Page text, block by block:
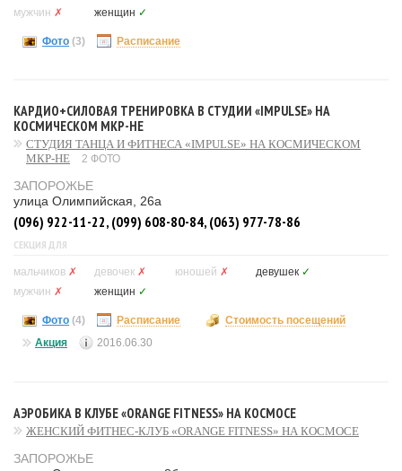
мужчин ✗ женщин ✓
Фото (3) Расписание
КАРДИО+СИЛОВАЯ ТРЕНИРОВКА В СТУДИИ «IMPULSE» НА
КОСМИЧЕСКОМ МКР-НЕ
СТУДИЯ ТАНЦА И ФИТНЕСА «IMPULSE» НА КОСМИЧЕСКОМ
МКР-НЕ
2 ФОТО
ЗАПОРОЖЬЕ
улица Олимпийская, 26а
(096) 922-11-22, (099) 608-80-84, (063) 977-78-86
СЕКЦИЯ ДЛЯ
мальчиков ✗ девочек ✗ юношей ✗ девушек ✓
мужчин ✗ женщин ✓
Фото (4) Расписание
Стоимость посещений
Акция
2016.06.30
АЭРОБИКА В КЛУБЕ «ORANGE FITNESS» НА КОСМОСЕ
ЖЕНСКИЙ ФИТНЕС-КЛУБ «ORANGE FITNESS» НА КОСМОСЕ
ЗАПОРОЖЬЕ